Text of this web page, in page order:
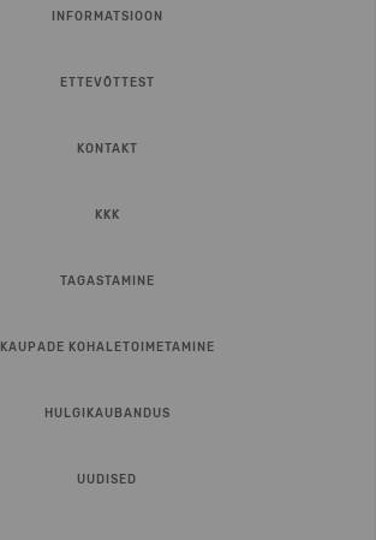
INFORMATSIOON
ETTEVÕTTEST
KONTAKT
KKK
TAGASTAMINE
KAUPADE KOHALETOIMETAMINE
HULGIKAUBANDUS
UUDISED